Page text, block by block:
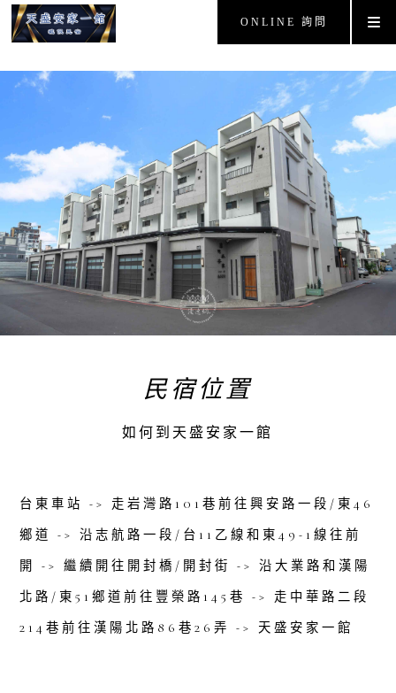
ONLINE 詢問
民宿位置
如何到天盛安家一館
台東車站 -> 走岩灣路101巷前往興安路一段/東46
鄉道 -> 沿志航路一段/台11乙線和東49-1線往前
開 -> 繼續開往開封橋/開封街 -> 沿大業路和漢陽
北路/東51鄉道前往豐榮路145巷 -> 走中華路二段
214巷前往漢陽北路86巷26弄 -> 天盛安家一館